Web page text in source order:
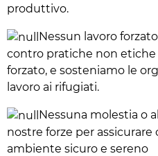
produttivo.
Nessun lavoro
contro pratiche non etiche
forzato, e sosteniamo le
lavoro ai rifugiati.
Nessuna molestia o
nostre forze per
ambiente sicuro e sereno